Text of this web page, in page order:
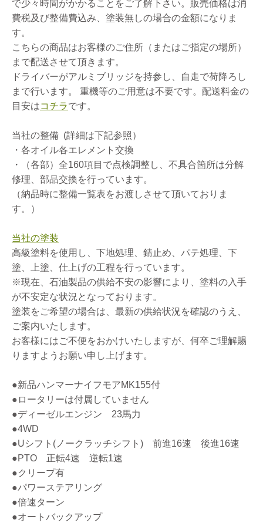
で少々時間がかかることをご了解下さい。販売価格は消
費税及び整備費込み、塗装無しの場合の金額になりま
す。
こちらの商品はお客様のご住所（またはご指定の場所）
まで配送させて頂きます。
ドライバーがアルミブリッジを持参し、自走で荷降ろし
まで行います。 重機等のご用意は不要です。配送料金の
目安はコチラです。
当社の整備 (詳細は下記参照）
・各オイル各エレメント交換
・（各部）全160項目で点検調整し、不具合箇所は分解
修理、部品交換を行っています。
（納品時に整備一覧表をお渡しさせて頂いておりま
す。）
当社の塗装
高級塗料を使用し、下地処理、錆止め、パテ処理、下
塗、上塗、仕上げの工程を行っています。
※現在、石油製品の供給不安の影響により、塗料の入手
が不安定な状況となっております。
塗装をご希望の場合は、最新の供給状況を確認のうえ、
ご案内いたします。
お客様にはご不便をおかけいたしますが、何卒ご理解賜
りますようお願い申し上げます。
●新品ハンマーナイフモアMK155付
●ロータリーは付属していません
●ディーゼルエンジン 23馬力
●4WD
●Uシフト(ノークラッチシフト) 前進16速 後進16速
●PTO 正転4速 逆転1速
●クリープ有
●パワーステアリング
●倍速ターン
●オートバックアップ